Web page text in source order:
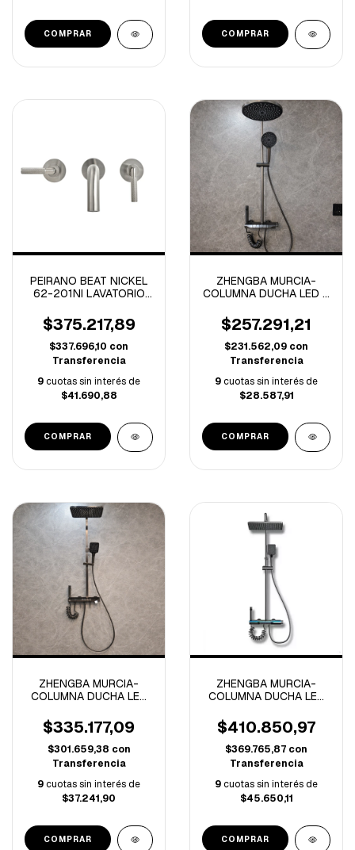
PEIRANO BEAT NICKEL
62-201NI LAVATORIO
CERAMICO (A)
$375.217,89
$337.696,10 con
Transferencia
9cuotas sin interés de
$41.690,88
ZHENGBA MURCIA-
COLUMNA DUCHA LED 4
4160-
$257.291,21
$231.562,09 con
Transferencia
9cuotas sin interés de
$28.587,91
ZHENGBA MURCIA-
COLUMNA DUCHA LED
AJUSTABLE GREY-
4150B-
$335.177,09
$301.659,38 con
Transferencia
9cuotas sin interés de
$37.241,90
ZHENGBA MURCIA-
COLUMNA DUCHA LED
GREY-4131-
$410.850,97
$369.765,87 con
Transferencia
9cuotas sin interés de
$45.650,11